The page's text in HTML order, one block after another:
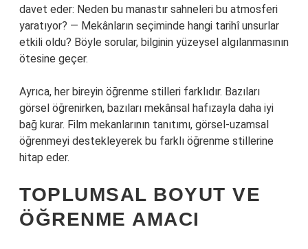
davet eder: Neden bu manastır sahneleri bu atmosferi
yaratıyor? — Mekânların seçiminde hangi tarihî unsurlar
etkili oldu? Böyle sorular, bilginin yüzeysel algılanmasının
ötesine geçer.
Ayrıca, her bireyin öğrenme stilleri farklıdır. Bazıları
görsel öğrenirken, bazıları mekânsal hafızayla daha iyi
bağ kurar. Film mekanlarının tanıtımı, görsel-uzamsal
öğrenmeyi destekleyerek bu farklı öğrenme stillerine
hitap eder.
TOPLUMSAL BOYUT VE
ÖĞRENME AMACI